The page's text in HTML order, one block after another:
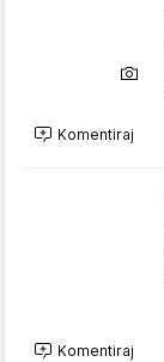
Komentiraj
Komentiraj